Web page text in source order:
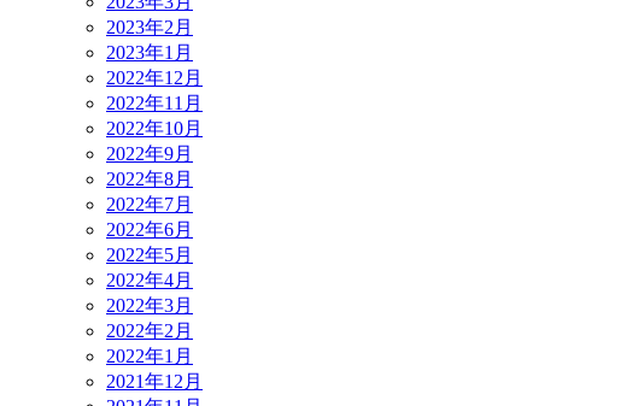
2023年2月
2023年1月
2022年12月
2022年11月
2022年10月
2022年9月
2022年8月
2022年7月
2022年6月
2022年5月
2022年4月
2022年3月
2022年2月
2022年1月
2021年12月